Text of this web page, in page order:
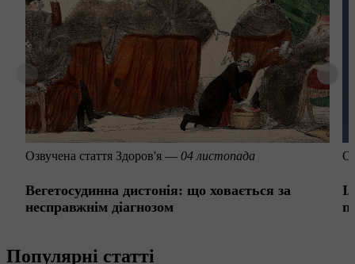
Озвучена стаття Здоров'я — 04 листопада
Вегетосудинна дистонія: що ховається за
несправжнім діагнозом
Популярні статті